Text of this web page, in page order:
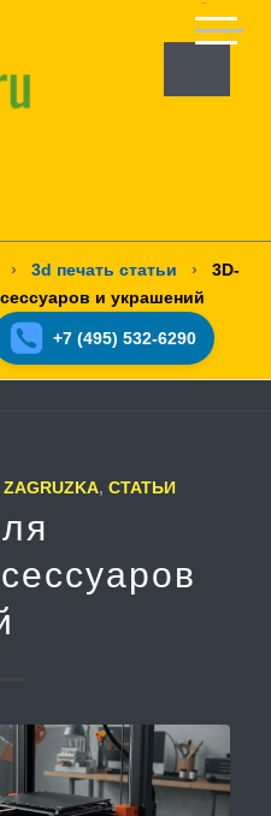
› 3d печать статьи ›
3D-
и украшений
+7 (495) 532-6290
ZAGRUZKA, СТАТЬИ